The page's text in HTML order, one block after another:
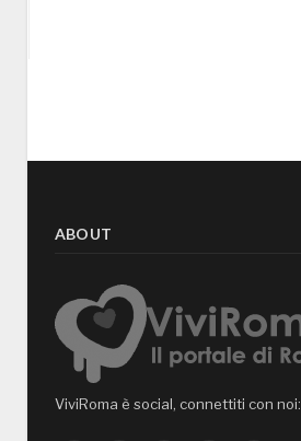
ABOUT
ViviRoma è social, connettiti con noi: